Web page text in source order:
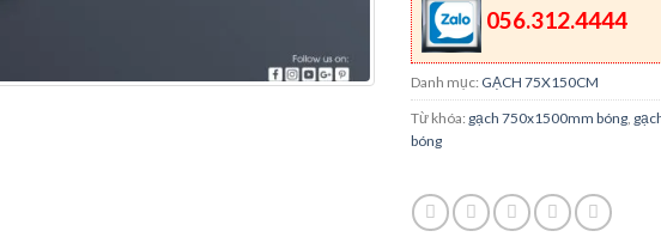
056.312.4444
Danh mục: GẠCH 75X150CM
Từ khóa: gạch 750x1500mm bóng
bóng